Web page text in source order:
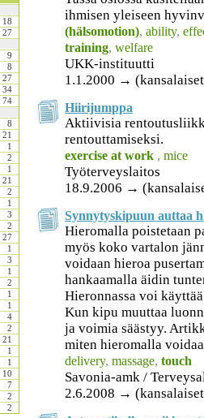
18
27
9
8
27
34
74
8
21
1
2
1
21
2
1
3
2
27
1
3
1
2
1
1
4
2
21
1
1
10
7
2
2
ihmisen yleiseen
(hälsomotion), ability,
training, welfare
UKK-instituutti
1.1.2000 →
Hiirijumppa
Aktiivisia
rentouttamiseksi.
exercise at work , mice
Työterveyslaitos
18.9.2006 →
Synnytyskipuun auttaa
Hieromalla poistetaan
myös koko vartalon
voidaan hieroa
hankaamalla äidin
Hieronnassa voi
Kun kipu muuttaa
ja voimia säästyy.
miten hieromalla
delivery, massage, touch
Savonia-amk /
2.6.2008 →